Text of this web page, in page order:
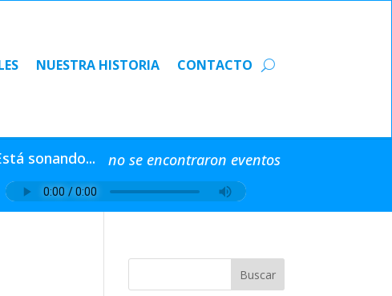
NUESTRA HISTORIA CONTACTO
NUESTRA HISTORIA CONTACTO
sonando... no se encontraron eventos
Buscar